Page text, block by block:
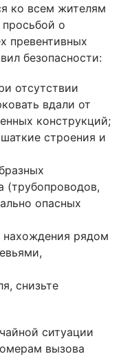
ко всем жителям
о
превентивных
безопасности:
отсутствии
вдали от
конструкций;
строения и
(трубопроводов,
опасных
нахождения рядом
снизьте
ситуации
вызова